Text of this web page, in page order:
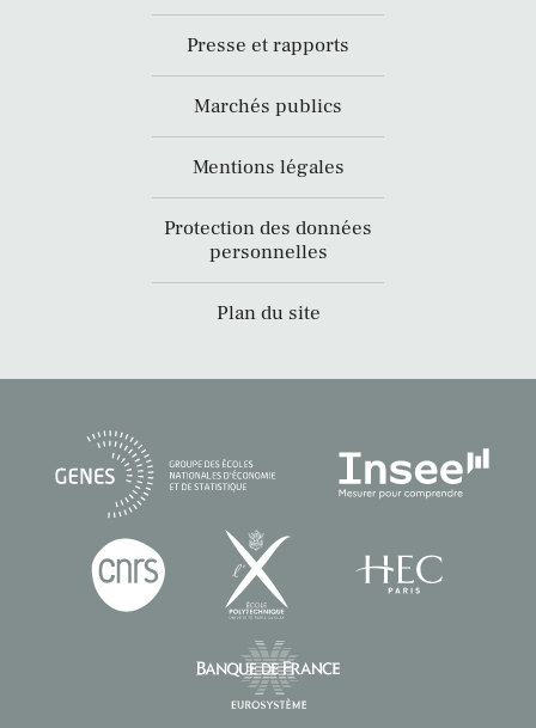
Presse et rapports
Marchés publics
Mentions légales
Protection des données
personnelles
Plan du site